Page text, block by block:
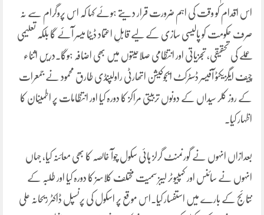
اس اقدام کو وقت کی اہم ضرورت قرار دیتے ہوئے کہا کہ اس پروگرام سے نہ
صرف حکومت کو پالیسی سازی کے لیے قابلِ اعتماد ڈیٹا میسر آئے گا بلکہ تعلیمی
عملے کی تحقیقی، تجزیاتی اور انتظامی صلاحیتوں میں بھی اضافہ ہوگا۔دریں اثناء
چیف ایگزیکٹو آفیسر ڈسٹرکٹ ایجوکیشن اتھارٹی راولپنڈی طارق محمود نے جمعرات
کے روز کلر سیداں کے دونوں تربیتی مراکز کا دورہ کیا اور انتظامات پر اطمینان کا
اظہار کیا۔
بعدازاں انہوں نے گورنمنٹ گرلز ہائی سکول چوآ خالصہ کا بھی معائنہ کیا، جہاں
انہوں نے سائنس اور کمپیوٹر لیبز سمیت مختلف کلاسز کا دورہ کیا اور طلبہ کے
نتائج کے بارے میں استفسار کیا۔اس موقع پر اسکول کی پرنسپل ڈاکٹر ریحانہ علی